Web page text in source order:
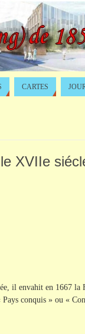
CARTES
XVIIe
il envahit en 1667 la
conquis » ou «